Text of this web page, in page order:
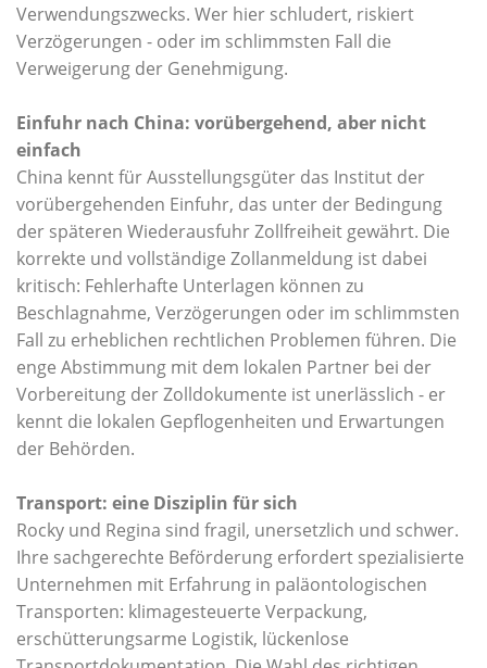
Verwendungszwecks. Wer hier schludert, riskiert
Verzögerungen - oder im schlimmsten Fall die
Verweigerung der Genehmigung.
Einfuhr nach China: vorübergehend, aber nicht
einfach
China kennt für Ausstellungsgüter das Institut der
vorübergehenden Einfuhr, das unter der Bedingung
der späteren Wiederausfuhr Zollfreiheit gewährt. Die
korrekte und vollständige Zollanmeldung ist dabei
kritisch: Fehlerhafte Unterlagen können zu
Beschlagnahme, Verzögerungen oder im schlimmsten
Fall zu erheblichen rechtlichen Problemen führen. Die
enge Abstimmung mit dem lokalen Partner bei der
Vorbereitung der Zolldokumente ist unerlässlich - er
kennt die lokalen Gepflogenheiten und Erwartungen
der Behörden.
Transport: eine Disziplin für sich
Rocky und Regina sind fragil, unersetzlich und schwer.
Ihre sachgerechte Beförderung erfordert spezialisierte
Unternehmen mit Erfahrung in paläontologischen
Transporten: klimagesteuerte Verpackung,
erschütterungsarme Logistik, lückenlose